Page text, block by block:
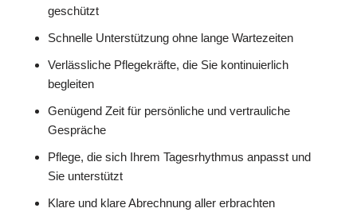
geschützt
Schnelle Unterstützung ohne lange Wartezeiten
Verlässliche Pflegekräfte, die Sie kontinuierlich
begleiten
Genügend Zeit für persönliche und vertrauliche
Gespräche
Pflege, die sich Ihrem Tagesrhythmus anpasst und
Sie unterstützt
Klare und klare Abrechnung aller erbrachten